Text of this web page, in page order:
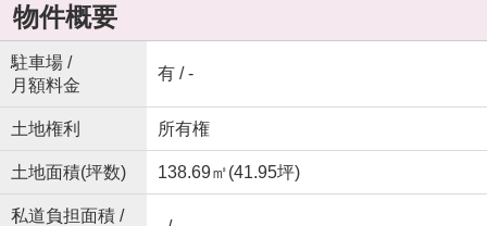
物件概要
駐車場 /
月額料金
有 / -
土地権利 所有権
土地面積(坪数) 138.69㎡(41.95坪)
私道負担面積 /